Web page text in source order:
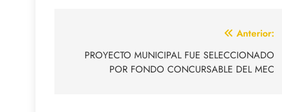
entradas
Anterior:
PROYECTO MUNICIPAL FUE SELECCIONADO
POR FONDO CONCURSABLE DEL MEC